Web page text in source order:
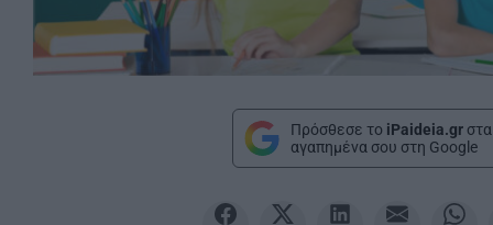
Πρόσθεσε το iPaideia.gr στα
αγαπημένα σου στη Google